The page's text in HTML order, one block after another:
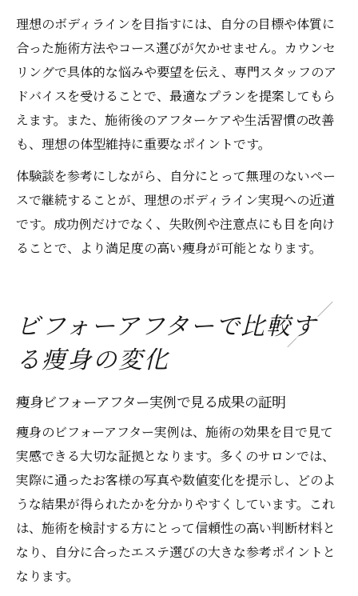
理想のボディラインを目指すには、自分の目標や体質に
合った施術方法やコース選びが欠かせません。カウンセ
リングで具体的な悩みや要望を伝え、専門スタッフのア
ドバイスを受けることで、最適なプランを提案してもら
えます。また、施術後のアフターケアや生活習慣の改善
も、理想の体型維持に重要なポイントです。
体験談を参考にしながら、自分にとって無理のないペー
スで継続することが、理想のボディライン実現への近道
です。成功例だけでなく、失敗例や注意点にも目を向け
ることで、より満足度の高い痩身が可能となります。
ビフォーアフターで比較す
る痩身の変化
痩身ビフォーアフター実例で見る成果の証明
痩身のビフォーアフター実例は、施術の効果を目で見て
実感できる大切な証拠となります。多くのサロンでは、
実際に通ったお客様の写真や数値変化を提示し、どのよ
うな結果が得られたかを分かりやすくしています。これ
は、施術を検討する方にとって信頼性の高い判断材料と
なり、自分に合ったエステ選びの大きな参考ポイントと
なります。